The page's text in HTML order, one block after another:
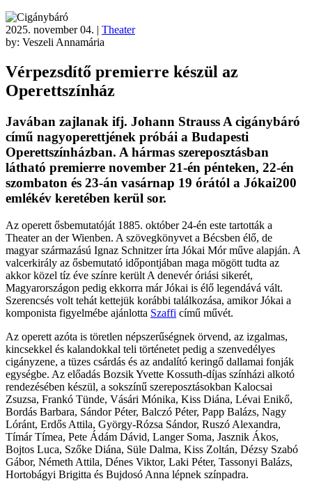
2025. november 04. | Theater
by: Veszeli Annamária
Vérpezsdítő premierre készül az
Operettszínház
Javában zajlanak ifj. Johann Strauss A cigánybáró
című nagyoperettjének próbái a Budapesti
Operettszínházban. A hármas szereposztásban
látható premierre november 21-én pénteken, 22-én
szombaton és 23-án vasárnap 19 órától a Jókai200
emlékév keretében kerül sor.
Az operett ősbemutatóját 1885. október 24-én este tartották a
Theater an der Wienben. A szövegkönyvet a Bécsben élő, de
magyar származású Ignaz Schnitzer írta Jókai Mór műve alapján. A
valcerkirály az ősbemutató időpontjában maga mögött tudta az
akkor közel tíz éve színre került A denevér óriási sikerét,
Magyarországon pedig ekkorra már Jókai is élő legendává vált.
Szerencsés volt tehát kettejük korábbi találkozása, amikor Jókai a
komponista figyelmébe ajánlotta Szaffi című művét.
Az operett azóta is töretlen népszerűségnek örvend, az izgalmas,
kincsekkel és kalandokkal teli történetet pedig a szenvedélyes
cigányzene, a tüzes csárdás és az andalító keringő dallamai fonják
egységbe. Az előadás Bozsik Yvette Kossuth-díjas színházi alkotó
rendezésében készül, a sokszínű szereposztásokban Kalocsai
Zsuzsa, Frankó Tünde, Vásári Mónika, Kiss Diána, Lévai Enikő,
Bordás Barbara, Sándor Péter, Balczó Péter, Papp Balázs, Nagy
Lóránt, Erdős Attila, György-Rózsa Sándor, Ruszó Alexandra,
Tímár Tímea, Pete Ádám Dávid, Langer Soma, Jasznik Ákos,
Bojtos Luca, Szőke Diána, Süle Dalma, Kiss Zoltán, Dézsy Szabó
Gábor, Németh Attila, Dénes Viktor, Laki Péter, Tassonyi Balázs,
Hortobágyi Brigitta és Bujdosó Anna lépnek színpadra.